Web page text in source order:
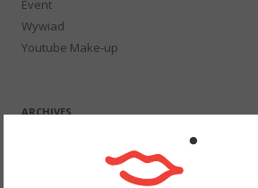
Event
Wywiad
Youtube Make-up
ARCHIVES